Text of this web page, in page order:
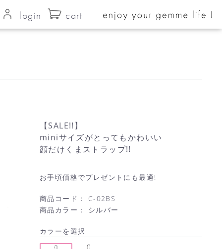
login cart
【SALE!!】
miniサイズがとってもかわいい
顔だけくまストラップ!!
お手頃価格でプレゼントにも最適!
商品コード： C-02BS
商品カラー： シルバー
カラーを選択